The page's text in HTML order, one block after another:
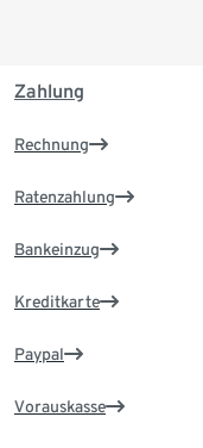
Zahlung
Rechnung
Ratenzahlung
Bankeinzug
Kreditkarte
Paypal
Vorauskasse